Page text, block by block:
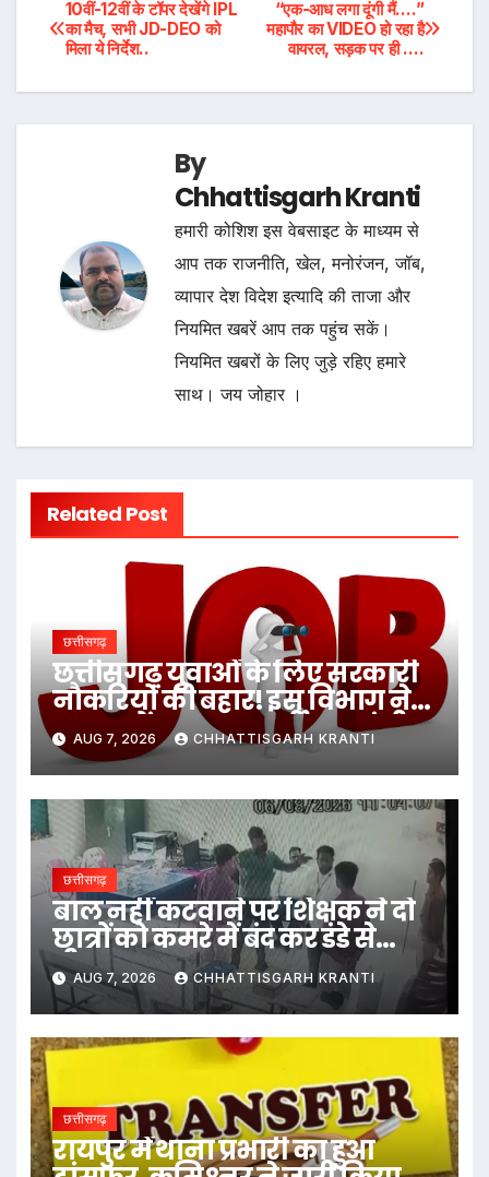
Post
navigation
“एक-आध लगा दूंगी मैं….”
महापौर का VIDEO हो रहा है
वायरल, सड़क पर ही ….
10वीं-12वीं के टॉपर देखेंगे IPL
का मैच, सभी JD-DEO को
मिला ये निर्देश..
By
Chhattisgarh Kranti
हमारी कोशिश इस वेबसाइट के माध्यम से
आप तक राजनीति, खेल, मनोरंजन, जॉब,
व्यापार देश विदेश इत्यादि की ताजा और
नियमित खबरें आप तक पहुंच सकें।
नियमित खबरों के लिए जुड़े रहिए हमारे
साथ। जय जोहार ।
Related Post
छत्तीसगढ़
छत्तीसगढ़ युवाओं के लिए सरकारी
नौकरियों की बहार! इस विभाग ने
1235 पदों पर बम्पर भर्ती, डाटा एंट्री
ऑपरेटर के ही 400 पद…
AUG 7, 2026 CHHATTISGARH KRANTI
छत्तीसगढ़
बाल नहीं कटवाने पर शिक्षक ने दो
छात्रों को कमरे में बंद कर डंडे से
पीटा…
AUG 7, 2026 CHHATTISGARH KRANTI
छत्तीसगढ़
रायपुर में थाना प्रभारी का हुआ